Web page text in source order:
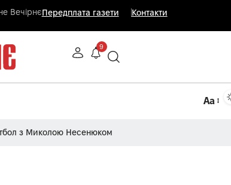
ВечірнєПередплата газети Контакти
9
Аа
з Миколою Несенюком